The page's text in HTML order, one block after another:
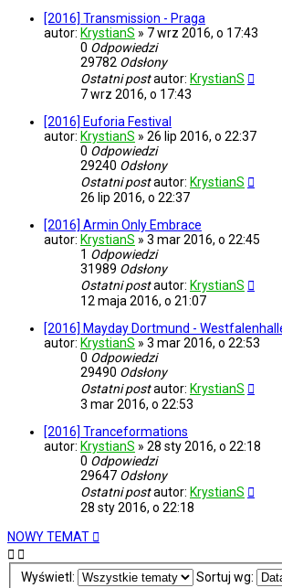
[2016] Transmission - Praga
autor: KrystianS » 7 wrz 2016, o 17:43
0 Odpowiedzi
29782 Odsłony
Ostatni postautor: KrystianS
7 wrz 2016, o 17:43
[2016] Euforia Festival
autor: KrystianS » 26 lip 2016, o 22:37
0 Odpowiedzi
29240 Odsłony
Ostatni postautor: KrystianS
26 lip 2016, o 22:37
[2016] Armin Only Embrace
autor: KrystianS » 3 mar 2016, o 22:45
1 Odpowiedzi
31989 Odsłony
Ostatni postautor: KrystianS
12 maja 2016, o 21:07
[2016] Mayday Dortmund -
autor: KrystianS » 3 mar 2016, o 22:53
0 Odpowiedzi
29490 Odsłony
Ostatni postautor: KrystianS
3 mar 2016, o 22:53
[2016] Tranceformations
autor: KrystianS » 28 sty 2016, o 22:18
0 Odpowiedzi
29647 Odsłony
Ostatni postautor: KrystianS
28 sty 2016, o 22:18
NOWY TEMAT
Wyświetl: Sortuj wg: